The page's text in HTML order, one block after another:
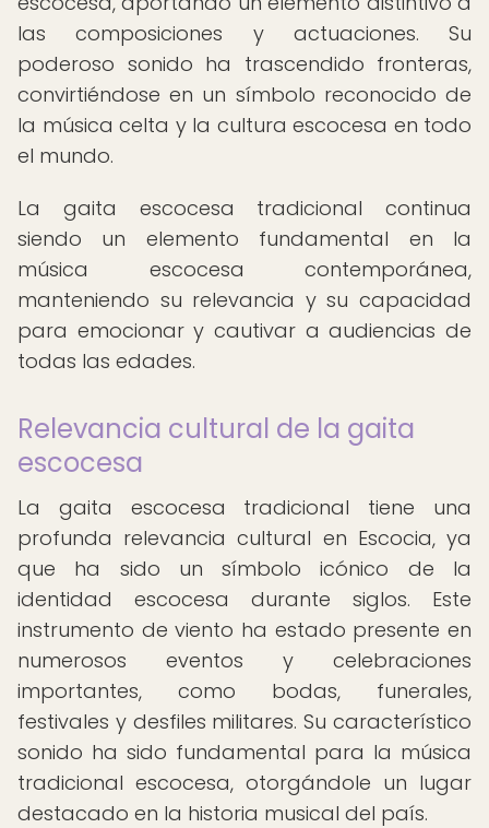
las composiciones y actuaciones. Su
poderoso sonido ha trascendido fronteras,
convirtiéndose en un símbolo reconocido de
la música celta y la cultura escocesa en todo
el mundo.
La gaita escocesa tradicional continua
siendo un elemento fundamental en la
música escocesa contemporánea,
manteniendo su relevancia y su capacidad
para emocionar y cautivar a audiencias de
todas las edades.
Relevancia cultural de la gaita
escocesa
La gaita escocesa tradicional tiene una
profunda relevancia cultural en Escocia, ya
que ha sido un símbolo icónico de la
identidad escocesa durante siglos. Este
instrumento de viento ha estado presente en
numerosos eventos y celebraciones
importantes, como bodas, funerales,
festivales y desfiles militares. Su característico
sonido ha sido fundamental para la música
tradicional escocesa, otorgándole un lugar
destacado en la historia musical del país.